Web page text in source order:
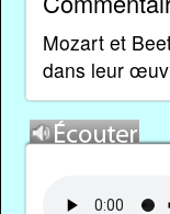
Mozart et
dans leur